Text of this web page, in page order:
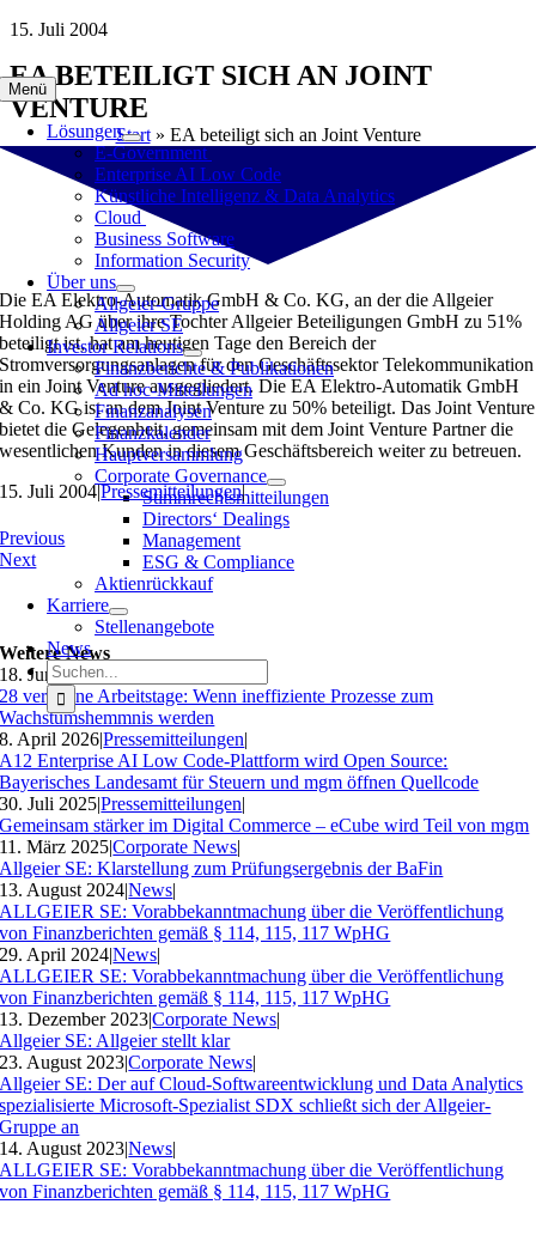
Zum
springen
Menü
Lösungen
E-Government
Enterprise AI Low Code
Künstliche Intelligenz & Data Analytics
Cloud
Business Software
Information Security
Über uns
Allgeier-Gruppe
Allgeier SE
Investor Relations
Finanzberichte & Publikationen
Ad hoc-Mitteilungen
Finanzanalysen
Finanzkalender
Hauptversammlung
Corporate Governance
Stimmrechtsmitteilungen
Directors‘ Dealings
Management
ESG & Compliance
Aktienrückkauf
Karriere
Stellenangebote
News
Suche
nach:
15. Juli 2004
EA BETEILIGT SICH AN JOINT
VENTURE
Start» EA beteiligt sich an Joint Venture
Die EA Elektro-Automatik GmbH & Co. KG, an der die Allgeier
Holding AG über ihre Tochter Allgeier Beteiligungen GmbH zu 51%
beteiligt ist, hat am heutigen Tage den Bereich der
Stromversorgungsanlagen für den Geschäftssektor Telekommunikation
in ein Joint Venture ausgegliedert. Die EA Elektro-Automatik GmbH
& Co. KG ist an dem Joint Venture zu 50% beteiligt. Das Joint Venture
bietet die Gelegenheit, gemeinsam mit dem Joint Venture Partner die
wesentlichen Kunden in diesem Geschäftsbereich weiter zu betreuen.
15. Juli 2004|Pressemitteilungen|
Previous
Next
Weitere News
18. Juni 2026|Pressemitteilungen
28 verlorene Arbeitstage: Wenn ineffiziente Prozesse zum
Wachstumshemmnis werden
8. April 2026|Pressemitteilungen|
A12 Enterprise AI Low Code-Plattform wird Open Source:
Bayerisches Landesamt für Steuern und mgm öffnen Quellcode
30. Juli 2025|Pressemitteilungen|
Gemeinsam stärker im Digital Commerce – eCube wird Teil von mgm
11. März 2025|Corporate News|
Allgeier SE: Klarstellung zum Prüfungsergebnis der BaFin
13. August 2024|News|
ALLGEIER SE: Vorabbekanntmachung über die Veröffentlichung
von Finanzberichten gemäß § 114, 115, 117 WpHG
29. April 2024|News|
ALLGEIER SE: Vorabbekanntmachung über die Veröffentlichung
von Finanzberichten gemäß § 114, 115, 117 WpHG
13. Dezember 2023|Corporate News|
Allgeier SE: Allgeier stellt klar
23. August 2023|Corporate News|
Allgeier SE: Der auf Cloud-Softwareentwicklung und Data Analytics
spezialisierte Microsoft-Spezialist SDX schließt sich der Allgeier-
Gruppe an
14. August 2023|News|
ALLGEIER SE: Vorabbekanntmachung über die Veröffentlichung
von Finanzberichten gemäß § 114, 115, 117 WpHG